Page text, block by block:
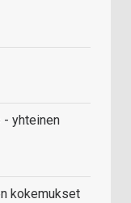
- yhteinen
kokemukset